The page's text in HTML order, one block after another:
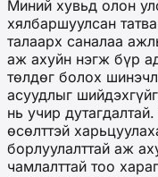
Миний хувьд олон
хялбаршуулсан
талаарх саналаа
аж ахуйн нэгж бүр
төлдөг болох
асуудлыг
нь учир
өсөлттэй
борлуулалттай аж
чамлалттай тоо